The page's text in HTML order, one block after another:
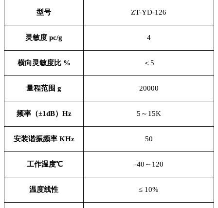
型号 ZT-YD-126
灵敏度 pc/g 4
横向灵敏度比 % ＜5
量程范围 g 20000
频率（±1dB）Hz 5 ～15K
安装谐振频率 KHz 50
工作温度℃ -40 ～120
温度线性 ≤ 10%